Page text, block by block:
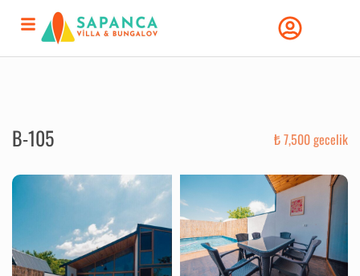
B-105 ₺ 7,500 gecelik